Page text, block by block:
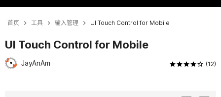
首页 工具 输入管理 UI Touch Control for Mobile
UI Touch Control for Mobile
JayAnAm (12)